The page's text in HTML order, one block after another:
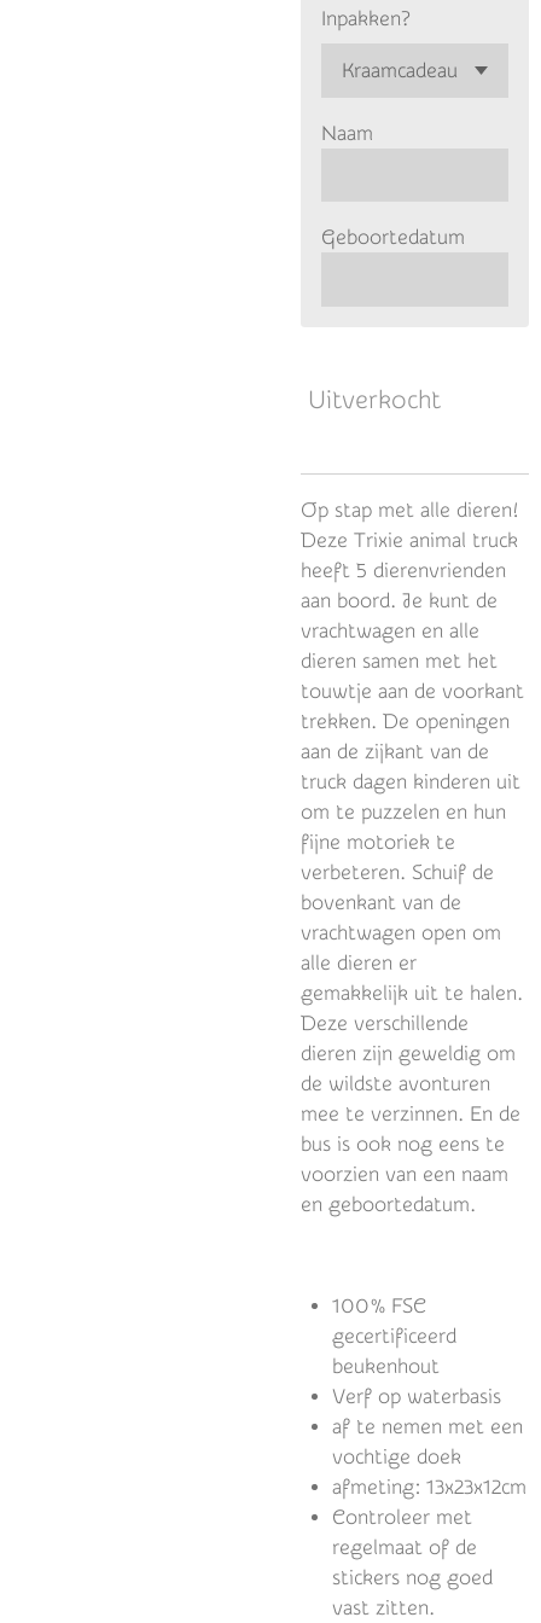
Inpakken?
Naam
Geboortedatum
Uitverkocht
Op stap met alle dieren!
Deze Trixie animal truck
heeft 5 dierenvrienden
aan boord. Je kunt de
vrachtwagen en alle
dieren samen met het
touwtje aan de voorkant
trekken. De openingen
aan de zijkant van de
truck dagen kinderen uit
om te puzzelen en hun
fijne motoriek te
verbeteren. Schuif de
bovenkant van de
vrachtwagen open om
alle dieren er
gemakkelijk uit te halen.
Deze verschillende
dieren zijn geweldig om
de wildste avonturen
mee te verzinnen. En de
bus is ook nog eens te
voorzien van een naam
en geboortedatum.
100% FSC
gecertificeerd
beukenhout
Verf op waterbasis
af te nemen met een
vochtige doek
afmeting: 13x23x12cm
Controleer met
regelmaat of de
stickers nog goed
vast zitten.